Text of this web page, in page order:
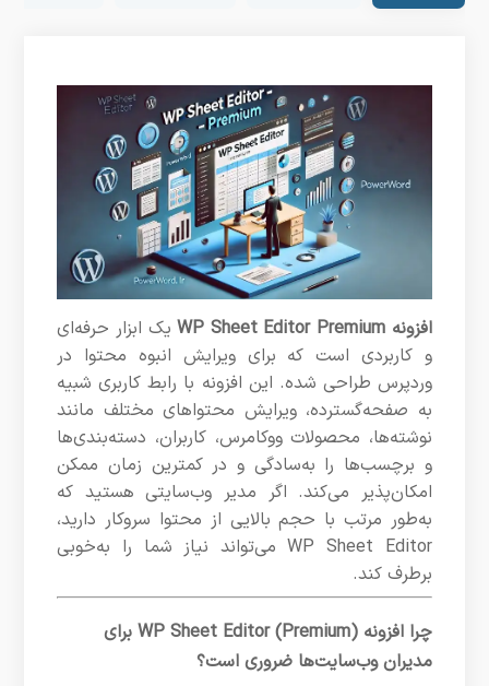
افزونه WP Sheet Editor Premiumیک ابزار حرفه‌ای
و کاربردی است که برای ویرایش انبوه محتوا در
وردپرس طراحی شده. این افزونه با رابط کاربری شبیه
به صفحه‌گسترده، ویرایش محتواهای مختلف مانند
نوشته‌ها، محصولات ووکامرس، کاربران، دسته‌بندی‌ها
و برچسب‌ها را به‌سادگی و در کمترین زمان ممکن
امکان‌پذیر می‌کند. اگر مدیر وب‌سایتی هستید که
به‌طور مرتب با حجم بالایی از محتوا سروکار دارید،
WP Sheet Editor می‌تواند نیاز شما را به‌خوبی
برطرف کند.
چرا افزونه WP Sheet Editor (Premium) برای
مدیران وب‌سایت‌ها ضروری است؟